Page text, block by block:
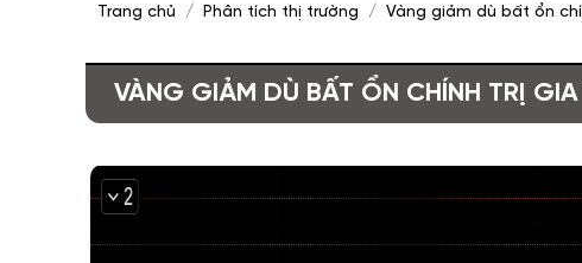
Trang chủ Phân tích thị trường Vàng giảm dù bất ổn
VÀNG GIẢM DÙ BẤT ỔN CHÍNH TRỊ